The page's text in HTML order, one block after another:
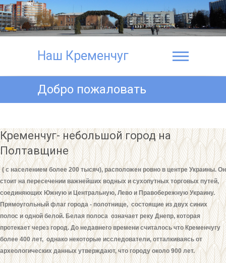
Наш Кременчуг
Добро пожаловать
Кременчуг- небольшой город на
Полтавщине
( с населением более 200 тысяч), расположен ровно в центре Украины. Он
стоит на пересечении важнейших водных и сухопутных торговых путей,
соединяющих Южную и Центральную, Лево и Правобережную Украину.
Прямоугольный флаг города - полотнище, состоящие из двух синих
полос и одной белой. Белая полоса означает реку Днепр, которая
протекает через город. До недавнего времени считалось что Кременчугу
более 400 лет, однако некоторые исследователи, отталкиваясь от
археологических данных утверждают, что городу около 900 лет.